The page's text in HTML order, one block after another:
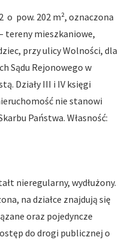
o pow. 202 m², oznaczona
tereny mieszkaniowe,
przy ulicy Wolności, dla
Sądu Rejonowego w
Działy III i IV księgi
nie stanowi
Państwa. Własność:
nieregularny, wydłużony.
na działce znajdują się
oraz pojedyncze
do drogi publicznej o